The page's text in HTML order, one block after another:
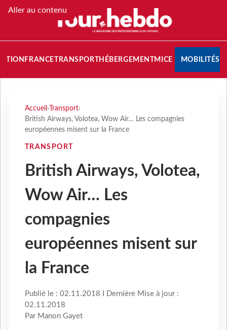
Aller au contenu
FRANCETRANSPORT HÉBERGEMENTMICE MOBILITÉS
Accueil › Transport›
British Airways, Volotea, Wow Air… Les compagnies
européennes misent sur la France
TRANSPORT
British Airways, Volotea,
Wow Air… Les
compagnies
européennes misent sur
la France
Publié le : 02.11.2018 I Dernière Mise à jour :
02.11.2018
Par Manon Gayet